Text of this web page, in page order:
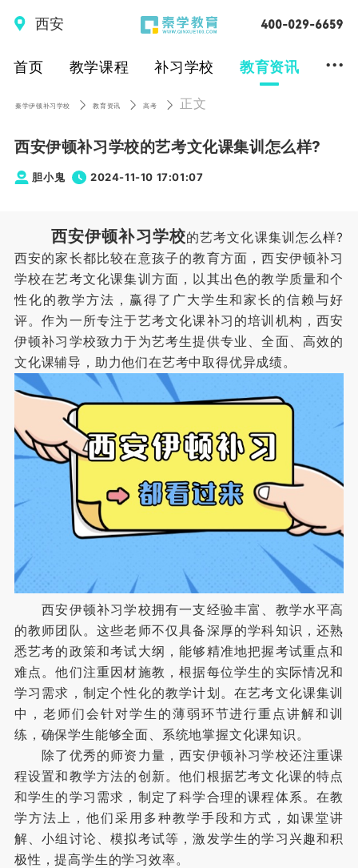
西安
首页 教学课程 补习学校 教育资讯 ...
秦学伊顿补习学校 教育资讯 高考 正文
西安伊顿补习学校的艺考文化课集训怎么样?
胆小鬼 2024-11-10 17:01:07
西安伊顿补习学校的艺考文化课集训怎么样?
西安的家长都比较在意孩子的教育方面，西安伊顿补习
学校在艺考文化课集训方面，以其出色的教学质量和个
性化的教学方法，赢得了广大学生和家长的信赖与好
评。作为一所专注于艺考文化课补习的培训机构，西安
伊顿补习学校致力于为艺考生提供专业、全面、高效的
文化课辅导，助力他们在艺考中取得优异成绩。
西安伊顿补习学校拥有一支经验丰富、教学水平高
的教师团队。这些老师不仅具备深厚的学科知识，还熟
悉艺考的政策和考试大纲，能够精准地把握考试重点和
难点。他们注重因材施教，根据每位学生的实际情况和
学习需求，制定个性化的教学计划。在艺考文化课集训
中，老师们会针对学生的薄弱环节进行重点讲解和训
练，确保学生能够全面、系统地掌握文化课知识。
除了优秀的师资力量，西安伊顿补习学校还注重课
程设置和教学方法的创新。他们根据艺考文化课的特点
和学生的学习需求，制定了科学合理的课程体系。在教
学方法上，他们采用多种教学手段和方式，如课堂讲
解、小组讨论、模拟考试等，激发学生的学习兴趣和积
极性，提高学生的学习效率。